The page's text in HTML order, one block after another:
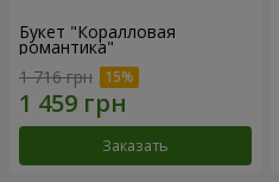
Букет "Коралловая
романтика"
1 716 грн
Заказать